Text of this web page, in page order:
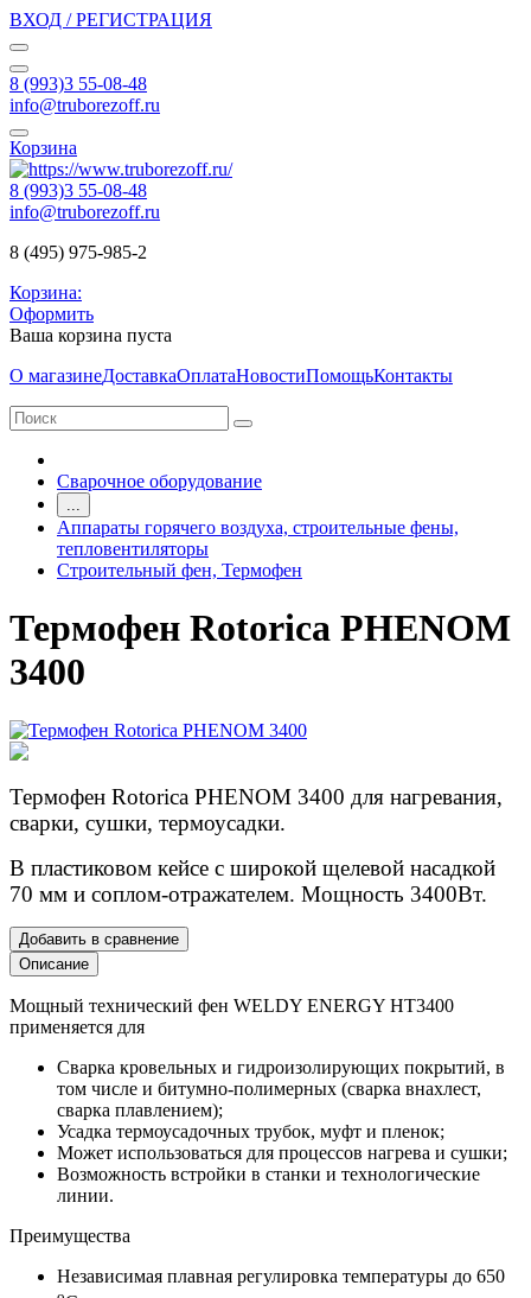
ВХОД / РЕГИСТРАЦИЯ
8 (993)3 55-08-48
info@truborezoff.ru
Корзина
8 (993)3 55-08-48
info@truborezoff.ru
8 (495) 975-985-2
Корзина:
Оформить
Ваша корзина пуста
О магазинеДоставкаОплатаНовостиПомощьКонтакты
Сварочное оборудование
...
Аппараты горячего воздуха, строительные фены,
тепловентиляторы
Строительный фен, Термофен
Термофен Rotorica PHENOM
3400
Термофен Rotorica PHENOM 3400 для нагревания,
сварки, сушки, термоусадки.
В пластиковом кейсе с широкой щелевой насадкой
70 мм и соплом-отражателем. Мощность 3400Вт.
Добавить в сравнение
Описание
Мощный технический фен WELDY ENERGY HT3400
применяется для
Сварка кровельных и гидроизолирующих покрытий, в
том числе и битумно-полимерных (сварка внахлест,
сварка плавлением);
Усадка термоусадочных трубок, муфт и пленок;
Может использоваться для процессов нагрева и сушки;
Возможность встройки в станки и технологические
линии.
Преимущества
Независимая плавная регулировка температуры до 650